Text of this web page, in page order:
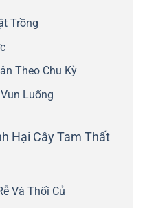
Trồng
Theo Chu Kỳ
Luống
Hại Cây Tam Thất
Và Thối Củ